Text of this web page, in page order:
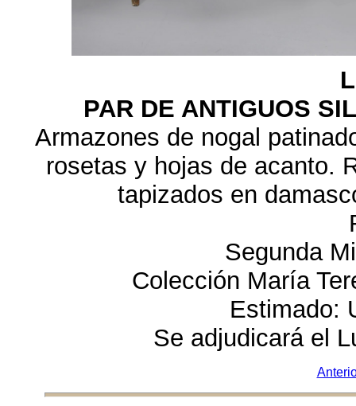
PAR DE ANTIGUOS
Armazones de nogal
rosetas y hojas de acanto.
tapizados en
Segunda
Colección María
Estimado:
Se adjudicará el